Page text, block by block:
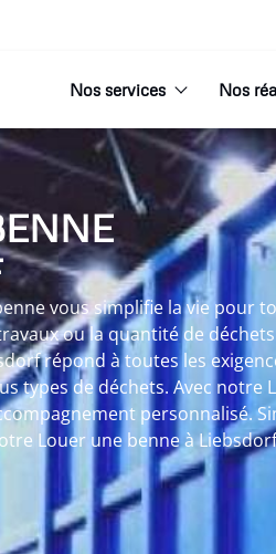
Nos services Nos
vous simplifie la vie pour
ou la quantité de
répond à toutes les
types de déchets. Avec notre
personnalisé.
Louer une benne à